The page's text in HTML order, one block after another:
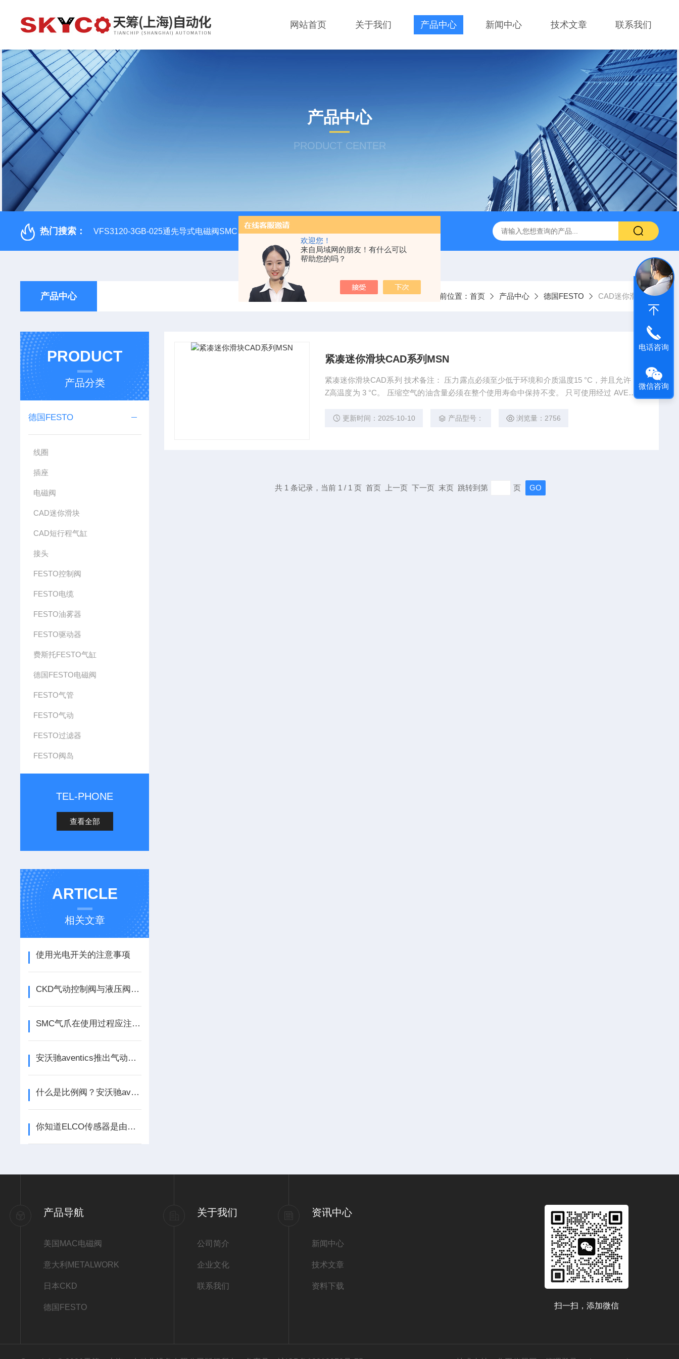
欢迎您！
来自局域网的朋友！有什么可以
帮助您的吗？
网站首页 关于我们 产品中心 新闻中心 技术文章 联系我们
产品中心
PRODUCT CENTER
热门搜索： VFS3120-3GB-025通先导式电磁阀SMC SMC气动香港营业所 AVL-20-25-S6德国FESTO气动 ORIENTALMOTOR东方马达
产品中心 当前位置： 首页 产品中心 德国FESTO CAD迷你滑块
PRODUCT
产品分类
德国FESTO
线圈
插座
电磁阀
CAD迷你滑块
CAD短行程气缸
接头
FESTO控制阀
FESTO电缆
FESTO油雾器
FESTO驱动器
费斯托FESTO气缸
德国FESTO电磁阀
FESTO气管
FESTO气动
FESTO过滤器
FESTO阀岛
TEL-PHONE
查看全部
ARTICLE
相关文章
使用光电开关的注意事项
CKD气动控制阀与液压阀比较有如下特点
SMC气爪在使用过程应注意哪些？
安沃驰aventics推出气动气源处理适用于任何应用的供气管理解决方案
什么是比例阀？安沃驰aventics比例阀类型和应用
你知道ELCO传感器是由哪些部分组成的吗？
紧凑迷你滑块CAD系列MSN
紧凑迷你滑块CAD系列 技术备注： 压力露点必须至少低于环境和介质温度15 °C，并且允许 的
Z高温度为 3 °C。 压缩空气的油含量必须在整个使用寿命中保持不变。 只可使用经过 AVENTI
更新时间：2025-10-10 产品型号： 浏览量：2756
共 1 条记录，当前 1 / 1 页 首页 上一页 下一页 末页 跳转到第 页
产品导航
美国MAC电磁阀
意大利METALWORK
日本CKD
德国FESTO
关于我们
公司简介
企业文化
联系我们
资讯中心
新闻中心
技术文章
资料下载
扫一扫，添加微信
电话咨询
微信咨询